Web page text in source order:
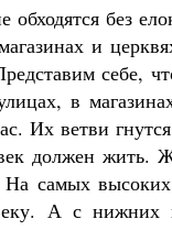
обходятся без
и
себе,
в
Их ветви
должен жить.
самых
А с нижних